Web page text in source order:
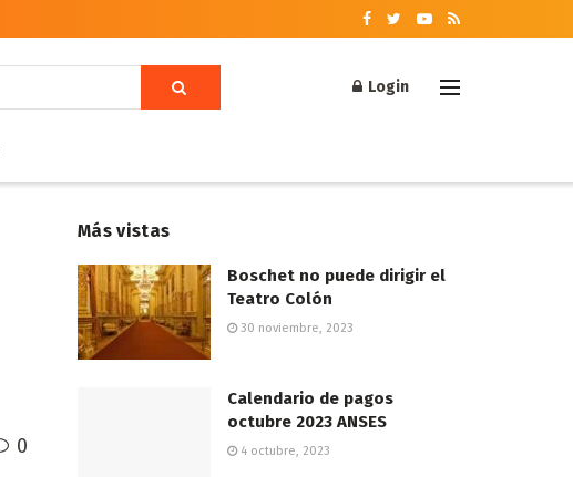
Login
0
Más vistas
Boschet no puede dirigir el
Teatro Colón
30 noviembre, 2023
Calendario de pagos
octubre 2023 ANSES
4 octubre, 2023